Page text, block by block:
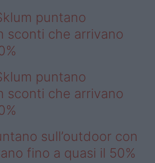
puntano
sconti che arrivano
puntano
sconti che arrivano
sull’outdoor con
fino a quasi il 50%